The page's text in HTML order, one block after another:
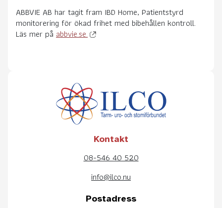
ABBVIE AB har tagit fram IBD Home, Patientstyrd
monitorering för ökad frihet med bibehållen kontroll.
Läs mer på abbvie.se.
Kontakt
08-546 40 520
info@ilco.nu
Postadress